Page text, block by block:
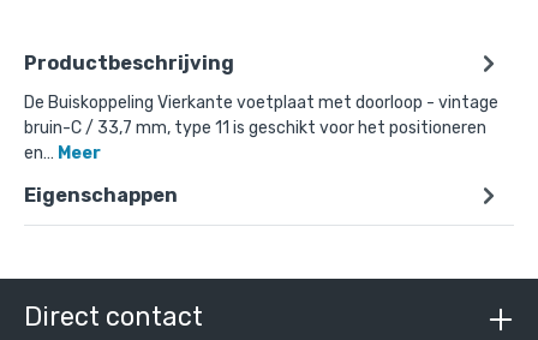
Productbeschrijving
De Buiskoppeling Vierkante voetplaat met doorloop - vintage
bruin-C / 33,7 mm, type 11 is geschikt voor het positioneren
en… Meer
Eigenschappen
of verder winkelen
Direct contact